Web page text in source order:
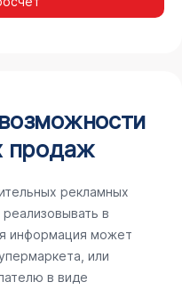
продаж
рекламных
в
информация может
или
в виде